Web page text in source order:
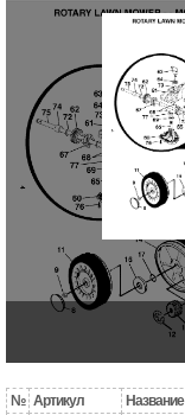
№ Артикул Название